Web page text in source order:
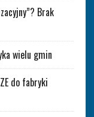
Brak
wielu gmin
do fabryki